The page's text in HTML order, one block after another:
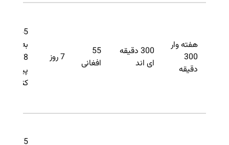
به
3378
پیام
کنید.
7 روز
55
افغانی
300 دقیقه
ای اند
هفته وار
300
دقیقه
W75